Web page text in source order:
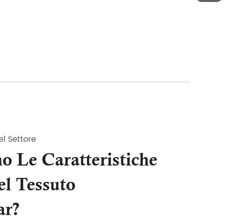
Settore
Le Caratteristiche
Tessuto